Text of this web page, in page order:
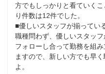
方でもしっかりと看ていく
り件数は12件でした。
■優しいスタッフが揃ってい
職種問わず、優しいスタッ
フォローし合って勤務を組
ますので、新しい方でも早
よ。